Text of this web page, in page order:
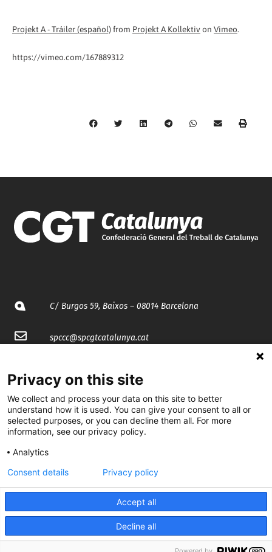
Projekt A - Tráiler (español)from Projekt A Kollektivon Vimeo.
https://vimeo.com/167889312
C/ Burgos 59, Baixos – 08014 Barcelona
spccc@spcgtcatalunya.cat
@CGTCatalunya
cgtcatalunya
CGTCatalunya
cgtcatalunya
Desenvolupat per
Privacy on this site
We collect and process your data on this site to better
understand how it is used. You can give your consent to all or
selected purposes, or you can decline them all. For more
information, see our privacy policy.
Analytics
Accept all
Decline all
Consent details Privacy policy